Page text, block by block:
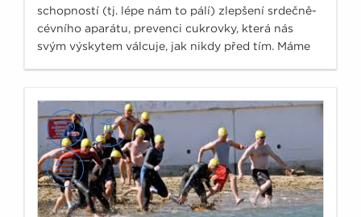
schopností (tj. lépe nám to pálí) zlepšení srdečně-
cévního aparátu, prevenci cukrovky, která nás
svým výskytem válcuje, jak nikdy před tím. Máme
Osoby, které pravidelně sportují, se v průměru
dožívají o 7 let více než jejich vrstevníci se
sedavým způsobem života.